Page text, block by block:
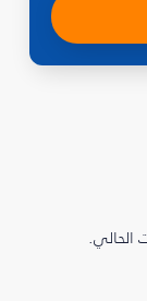
الحالي.